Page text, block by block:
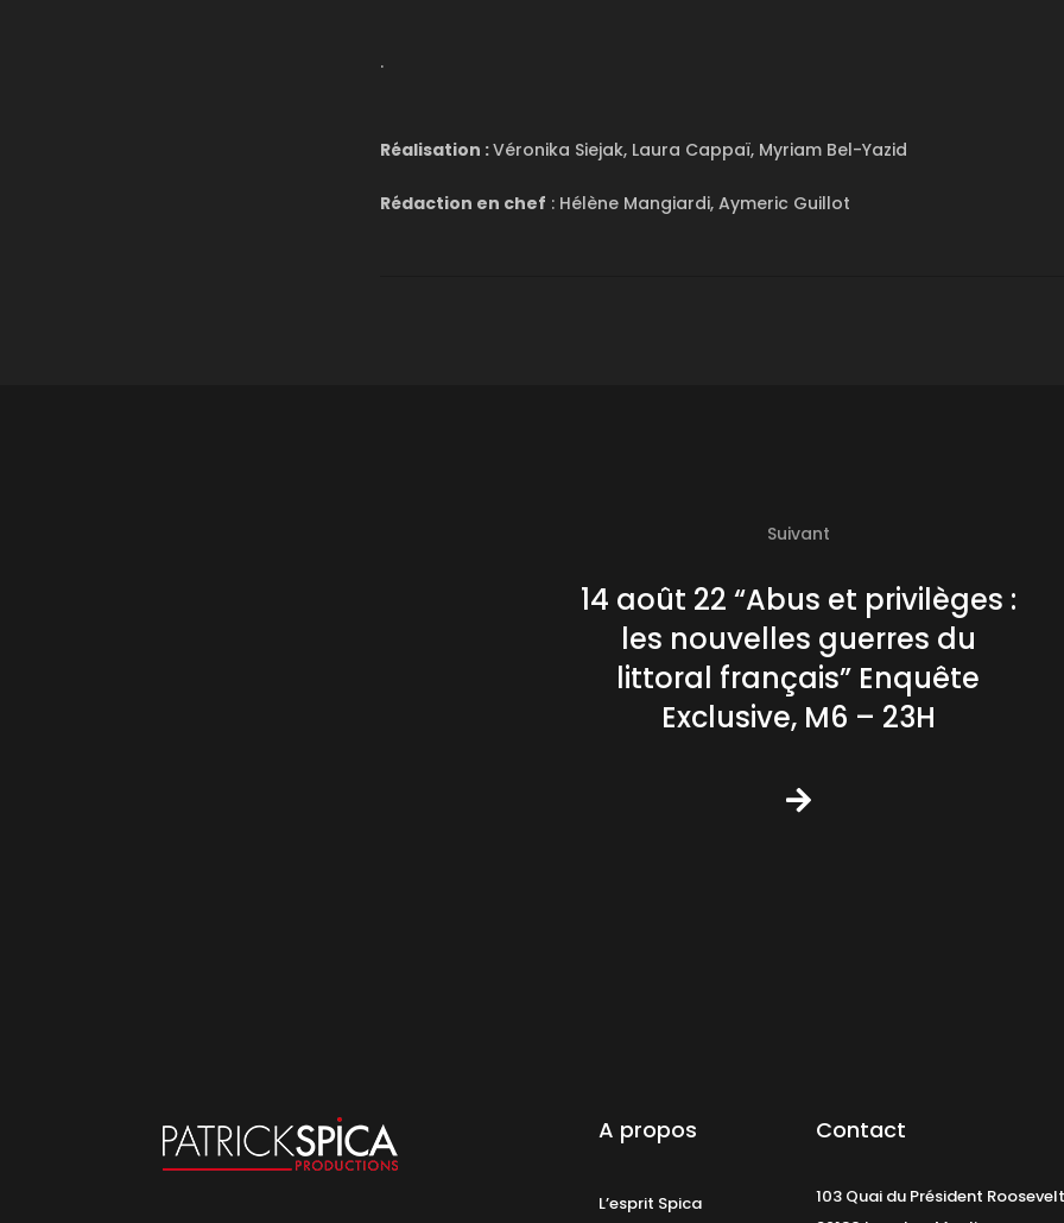
.
Réalisation :Véronika Siejak, Laura Cappaï, Myriam Bel-Yazid
Rédaction en chef : Hélène Mangiardi, Aymeric Guillot
Suivant
14 août 22 “Abus et privilèges :
les nouvelles guerres du
littoral français” Enquête
Exclusive, M6 – 23H
A propos
L’esprit Spica
Contact
103 Quai du Président Roosevelt